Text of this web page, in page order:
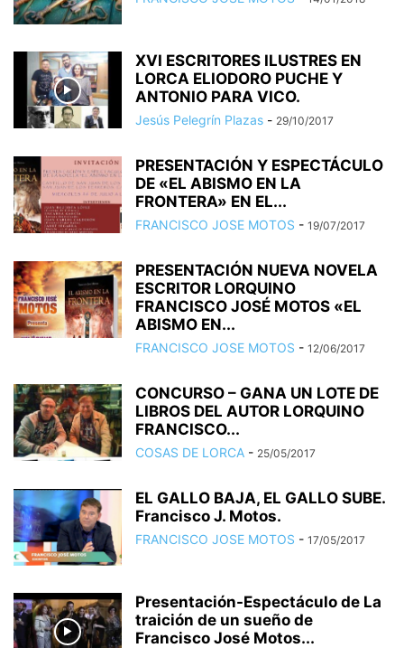
XVI ESCRITORES ILUSTRES EN
LORCA ELIODORO PUCHE Y
ANTONIO PARA VICO.
Jesús Pelegrín Plazas - 29/10/2017
PRESENTACIÓN Y ESPECTÁCULO
DE «EL ABISMO EN LA
FRONTERA» EN EL...
FRANCISCO JOSE MOTOS - 19/07/2017
PRESENTACIÓN NUEVA NOVELA
ESCRITOR LORQUINO
FRANCISCO JOSÉ MOTOS «EL
ABISMO EN...
FRANCISCO JOSE MOTOS - 12/06/2017
CONCURSO – GANA UN LOTE DE
LIBROS DEL AUTOR LORQUINO
FRANCISCO...
COSAS DE LORCA - 25/05/2017
EL GALLO BAJA, EL GALLO SUBE.
Francisco J. Motos.
FRANCISCO JOSE MOTOS - 17/05/2017
Presentación-Espectáculo de La
traición de un sueño de
Francisco José Motos...